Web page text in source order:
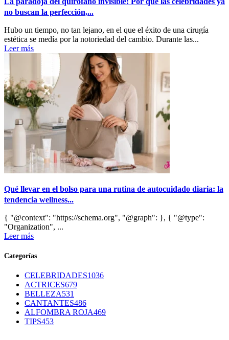
no buscan la perfección,...
Hubo un tiempo, no tan lejano, en el que el éxito de una cirugía
estética se medía por la notoriedad del cambio. Durante las...
Leer más
Qué llevar en el bolso para una rutina de autocuidado diaria: la
tendencia wellness...
{ "@context": "https://schema.org", "@graph": }, { "@type":
"Organization", ...
Leer más
Categorías
CELEBRIDADES1036
ACTRICES679
BELLEZA531
CANTANTES486
ALFOMBRA ROJA469
TIPS453